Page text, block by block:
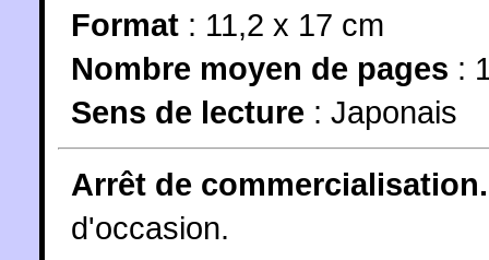
Format : 11,2 x 17 cm
Nombre moyen de pages :
Sens de lecture : Japonais
Arrêt de commercialisation.
d'occasion.